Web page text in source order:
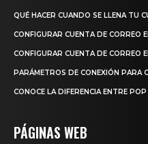
QUÉ HACER CUANDO SE LLENA TU
CONFIGURAR CUENTA DE CORREO
CONFIGURAR CUENTA DE CORREO
PARÁMETROS DE CONEXIÓN PARA
CONOCE LA DIFERENCIA ENTRE POP
PÁGINAS WEB